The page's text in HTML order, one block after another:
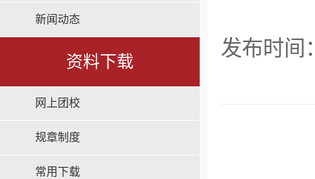
新闻动态
资料下载
网上团校
规章制度
常用下载
发布时间